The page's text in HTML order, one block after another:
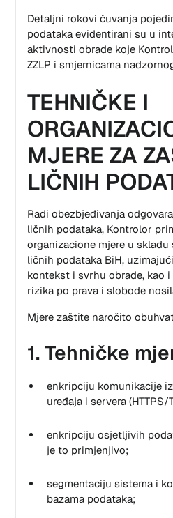
Detaljni rokovi čuvanja
podataka evidentirani su u
aktivnosti obrade koje
ZZLP i smjernicama
TEHNIČKE I
MJERE ZA
LIČNIH
Radi obezbjeđivanja
ličnih podataka, Kontrolor
organizacione mjere u
ličnih podataka BiH,
kontekst i svrhu obrade, kao
rizika po prava i slobode
Mjere zaštite naročito
1. Tehničke
enkripciju komunikacije
uređaja i servera
enkripciju osjetljivih
je to primjenjivo;
segmentaciju sistema i
bazama podataka;